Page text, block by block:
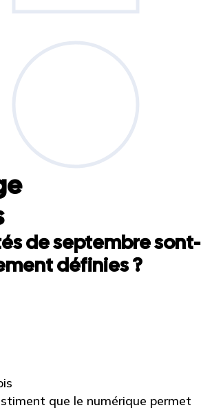
de septembre sont-
définies ?
que le numérique permet